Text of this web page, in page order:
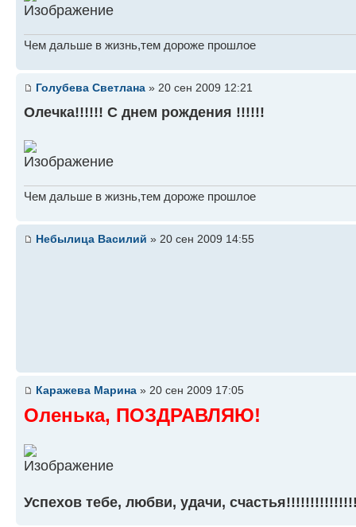
Чем дальше в жизнь,тем дороже прошлое
Голубева Светлана » 20 сен 2009 12:21
Олечка!!!!!! С днем рождения !!!!!!
Чем дальше в жизнь,тем дороже прошлое
Небылица Василий » 20 сен 2009 14:55
Каражева Марина » 20 сен 2009 17:05
Оленька, ПОЗДРАВЛЯЮ!
Успехов тебе, любви, удачи,